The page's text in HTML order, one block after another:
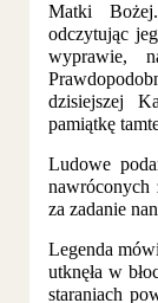
Matki
odczytując
wyprawie,
dzisiejszej
pamiątkę
Ludowe
za zadanie
Legenda
utknęła w
staraniach